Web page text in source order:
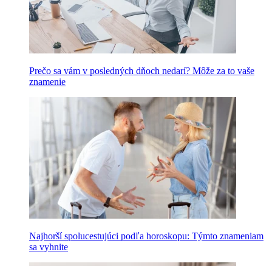
Prečo sa vám v posledných dňoch nedarí? Môže za to vaše
znamenie
Najhorší spolucestujúci podľa horoskopu: Týmto znameniam
sa vyhnite